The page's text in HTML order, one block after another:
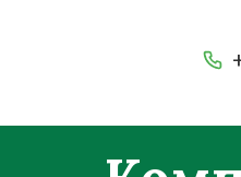
Большие стартерные токи